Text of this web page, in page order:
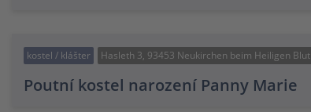
kostel / klášter Hasleth 3, 93453 Neukirchen beim Heiligen Blut
Poutní kostel narození Panny Marie